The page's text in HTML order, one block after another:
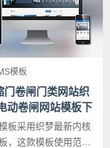
模板
门卷闸门类网站织
动卷闸网站模板下
板采用织梦最新内核
，这款模板使用范围